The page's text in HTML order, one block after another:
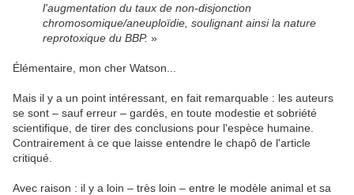
l'augmentation du taux de non-disjonction
chromosomique/aneuploïdie, soulignant ainsi la nature
reprotoxique du BBP.»
Élémentaire, mon cher Watson...
Mais il y a un point intéressant, en fait remarquable : les auteurs
se sont – sauf erreur – gardés, en toute modestie et sobriété
scientifique, de tirer des conclusions pour l'espèce humaine.
Contrairement à ce que laisse entendre le chapô de l'article
critiqué.
Avec raison : il y a loin – très loin – entre le modèle animal et sa